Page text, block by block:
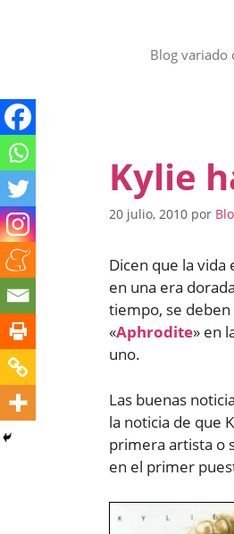
Blog variado
Kylie
20 julio, 2010 por
Dicen que la vida
en una era
tiempo, se deben
«Aphrodite» en
uno.
Las buenas
la noticia de que
primera artista o
en el primer